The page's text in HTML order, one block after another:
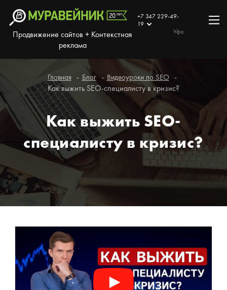
Продвижение сайтов + Контекстная
реклама
+7 347 229-49-
19
Уфа
Главная Блог Видеоуроки по SEO
Как выжить SEO-специалисту в кризис?
Как выжить SEO-
специалисту в кризис?